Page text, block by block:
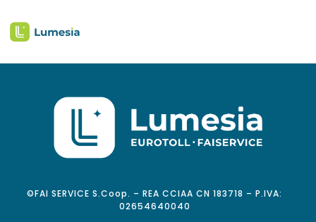
©FAI SERVICE S.Coop. – REA CCIAA CN 183718 – P.IVA:
02654640040